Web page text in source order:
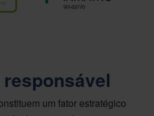
um fator estratégico